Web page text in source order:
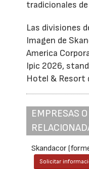
tradicionales
Las divisiones
Imagen de
America
Ipic 2026,
Hotel & Resort
EMPRESAS
Skandacor
Solicitar